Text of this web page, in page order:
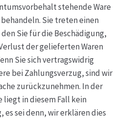
stehende Ware
Sie treten einen
Sie für die Beschädigung,
der gelieferten Waren
Sie sich vertragswidrig
bei Zahlungsverzug, sind wir
zurückzunehmen. In der
liegt in diesem Fall kein
sei denn, wir erklären dies